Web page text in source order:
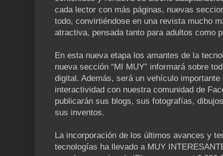
cada lector con más páginas, nuevas
todo, convirtiéndose en una revista mucho
atractiva, pensada tanto para adultos como
En esta nueva etapa los amantes de la
nueva sección “MI MUY” informará sobre
digital. Además, será un vehículo
interactividad con nuestra comunidad de
publicarán sus blogs, sus fotografías,
sus inventos.
La incorporación de los últimos avances y
tecnologías ha llevado a MUY